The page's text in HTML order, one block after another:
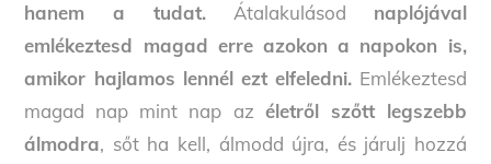
hanem a tudat. Átalakulásod naplójával
emlékeztesd magad erre azokon a napokon is,
amikor hajlamos lennél ezt elfeledni. Emlékeztesd
magad nap mint nap az életről szőtt legszebb
álmodra, sőt ha kell, álmodd újra, és járulj hozzá